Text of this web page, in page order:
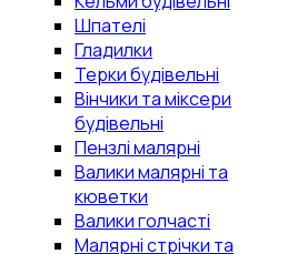
Шпателі
Гладилки
Терки будівельні
Вінчики та міксери
будівельні
Пензлі малярні
Валики малярні та
кюветки
Валики голчасті
Малярні стрічки та